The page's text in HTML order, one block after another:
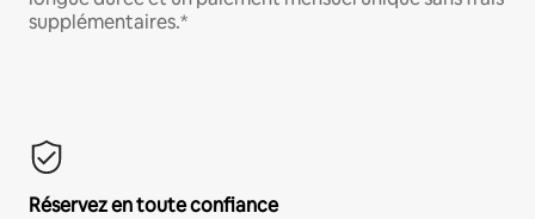
supplémentaires.*
Réservez en toute confiance